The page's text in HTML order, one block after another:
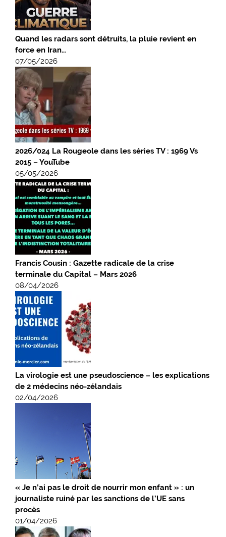
Quand les radars sont détruits, la pluie revient en
force en Iran…
07/05/2026
2026/024 La Rougeole dans les séries TV : 1969 Vs
2015 – YouTube
05/05/2026
Francis Cousin : Gazette radicale de la crise
terminale du Capital – Mars 2026
08/04/2026
La virologie est une pseudoscience – les explications
de 2 médecins néo-zélandais
02/04/2026
« Je n’ai pas le droit de nourrir mon enfant » : un
journaliste ruiné par les sanctions de l’UE sans
procès
01/04/2026